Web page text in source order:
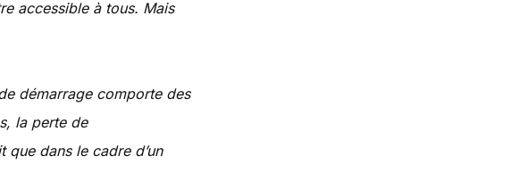
accessible à tous. Mais
démarrage comporte des
la perte de
que dans le cadre d’un